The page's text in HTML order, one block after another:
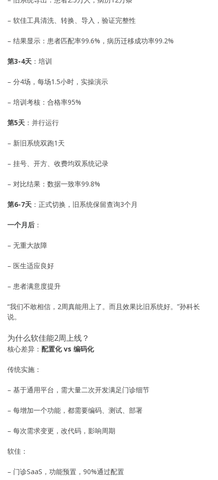
– 软佳工具清洗、转换、导入，验证完整性
– 结果显示：患者匹配率99.6%，病历迁移成功率99.2%
第3-4天 ：培训
– 分4场，每场1.5小时，实操演示
– 培训考核：合格率95%
第5天 ：并行运行
– 新旧系统双跑1天
– 挂号、开方、收费均双系统记录
– 对比结果：数据一致率99.8%
第6-7天 ：正式切换，旧系统保留查询3个月
一个月后 ：
– 无重大故障
– 医生适应良好
– 患者满意度提升
“我们不敢相信，2周真能用上了。而且效果比旧系统好。”孙科长
说。
为什么软佳能2周上线？
核心差异： 配置化 vs 编码化
传统实施：
– 基于通用平台，需大量二次开发满足门诊细节
– 每增加一个功能，都需要编码、测试、部署
– 每次需求变更，改代码，影响周期
软佳：
– 门诊SaaS，功能预置，90%通过配置